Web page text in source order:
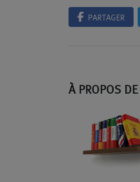
PARTAGER
À PROPOS DE